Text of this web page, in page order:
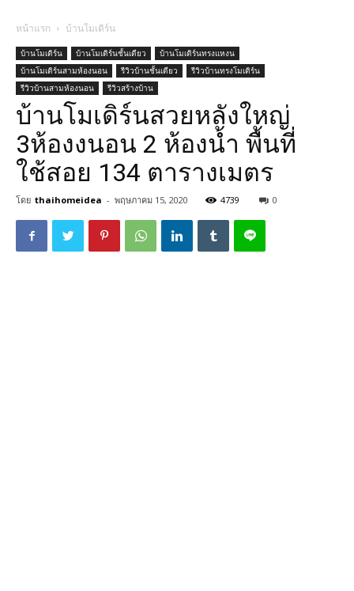
หน้าแรก บ้านโมเดิร์น
บ้านโมเดิร์น บ้านโมเดิร์นชั้นเดียว
บ้านโมเดิร์นทรงแหงน
บ้านโมเดิร์นสามห้องนอน
รีวิวบ้านชั้นเดียว
รีวิวบ้านทรงโมเดิร์น
รีวิวบ้านสามห้องนอน
รีวิวสร้างบ้าน
บ้านโมเดิร์นสวยหลังใหญ่
3ห้องงนอน 2 ห้องน้ำ พื้นที่
ใช้สอย 134 ตารางเมตร
โดย thaihomeidea - พฤษภาคม 15, 2020 4739 0